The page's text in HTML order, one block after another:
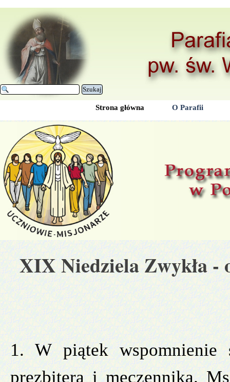
Szukaj
Strona główna O Parafii
XIX Niedziela Zwykła-
1. W piątek wspomnienie
prezbitera i męczennika.